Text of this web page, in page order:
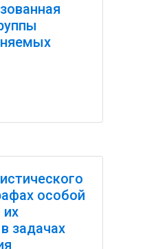
особой
их
задачах